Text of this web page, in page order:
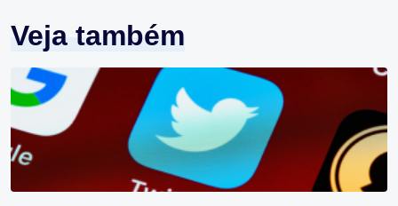
Veja também